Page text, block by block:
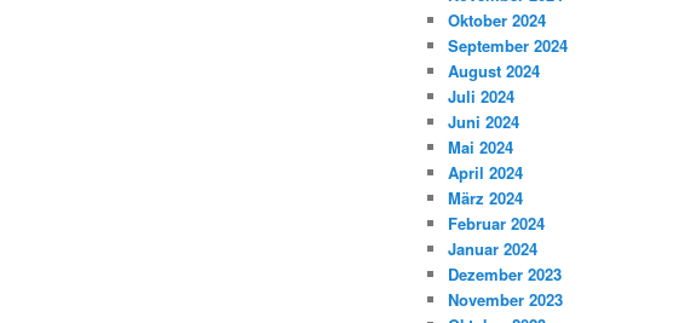
Oktober 2024
September 2024
August 2024
Juli 2024
Juni 2024
Mai 2024
April 2024
März 2024
Februar 2024
Januar 2024
Dezember 2023
November 2023